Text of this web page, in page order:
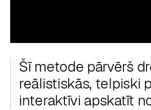
Šī metode pārvērš
reālistiskās, telpiski
interaktīvi apskatīt